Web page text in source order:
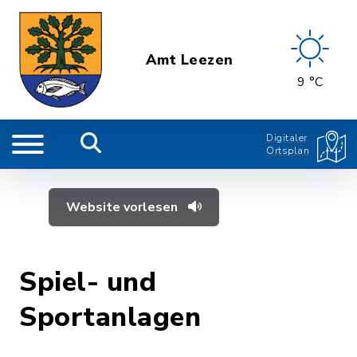
Amt Leezen
9 °C
Digitaler
Ortsplan
Website vorlesen
Spiel- und
Sportanlagen